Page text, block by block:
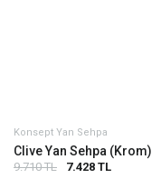
Konsept Yan Sehpa
Clive Yan Sehpa (Krom)
9.710 TL 7.428 TL